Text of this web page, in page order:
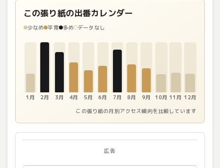
この張り紙の出番カレンダー
少なめ 平常 多め データなし
1月 2月 3月 4月 5月 6月 7月 8月 9月 10月 11月 12月
この張り紙の月別アクセス傾向を比較しています
広告